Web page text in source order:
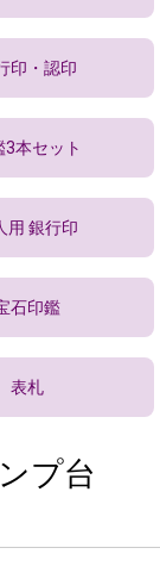
印・認印
3本セット
用 銀行印
石印鑑
表札
プ台